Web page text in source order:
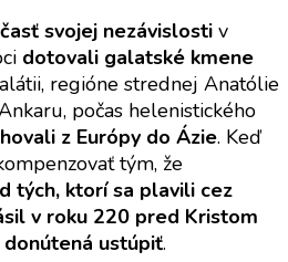
svojej nezávislosti v
dotovali galatské kmene
regióne strednej Anatólie
počas helenistického
z Európy do Ázie. Keď
tým, že
tých, ktorí sa plavili cez
v roku 220 pred Kristom
donútená ustúpiť.